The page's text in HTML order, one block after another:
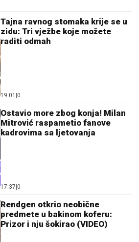
Tajna ravnog stomaka krije se u
zidu: Tri vježbe koje možete
raditi odmah
19:01 0
Ostavio more zbog konja! Milan
Mitrović raspametio fanove
kadrovima sa ljetovanja
17:37 0
Rendgen otkrio neobične
predmete u bakinom koferu:
Prizor i nju šokirao (VIDEO)